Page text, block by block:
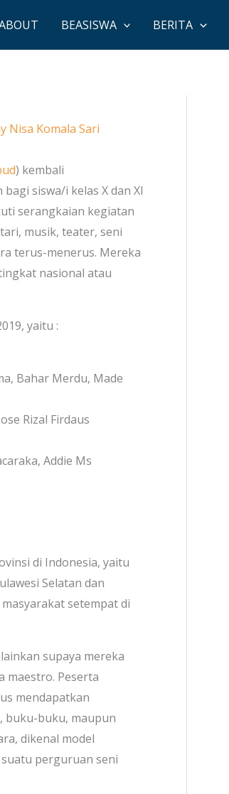
BEASISWA BERITA
Nisa Komala Sari
) kembali
siswa/i kelas X dan XI
serangkaian kegiatan
musik, teater, seni
terus-menerus. Mereka
nasional atau
yaitu :
Bahar Merdu, Made
Rizal Firdaus
Addie Ms
di Indonesia, yaitu
Selatan dan
setempat di
supaya mereka
maestro. Peserta
mendapatkan
buku-buku, maupun
dikenal model
perguruan seni